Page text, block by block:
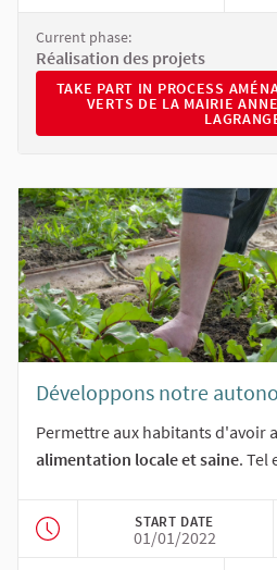
Current phase:
Réalisation des projets
TAKE PART IN PROCESS
TAKE PART IN PROCESS
VERTS DE LA MAIRIE
Développons notre
Permettre aux habitants d'avoir
alimentation locale et saine. Tel
START DATE
01/01/2022